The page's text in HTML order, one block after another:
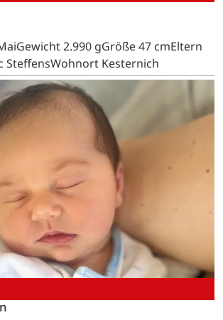
2.990 gGröße 47 cmEltern
SteffensWohnort Kesternich